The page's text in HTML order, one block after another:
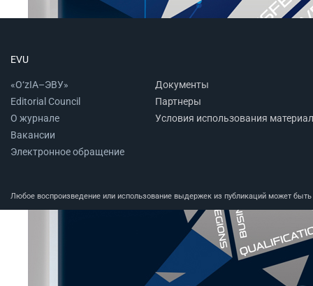
EVU
«O‘zIA–ЭВУ»
Editorial Council
О журнале
Вакансии
Электронное обращение
Документы
Партнеры
Условия использования
Любое воспроизведение или использование выдержек из публикаций может